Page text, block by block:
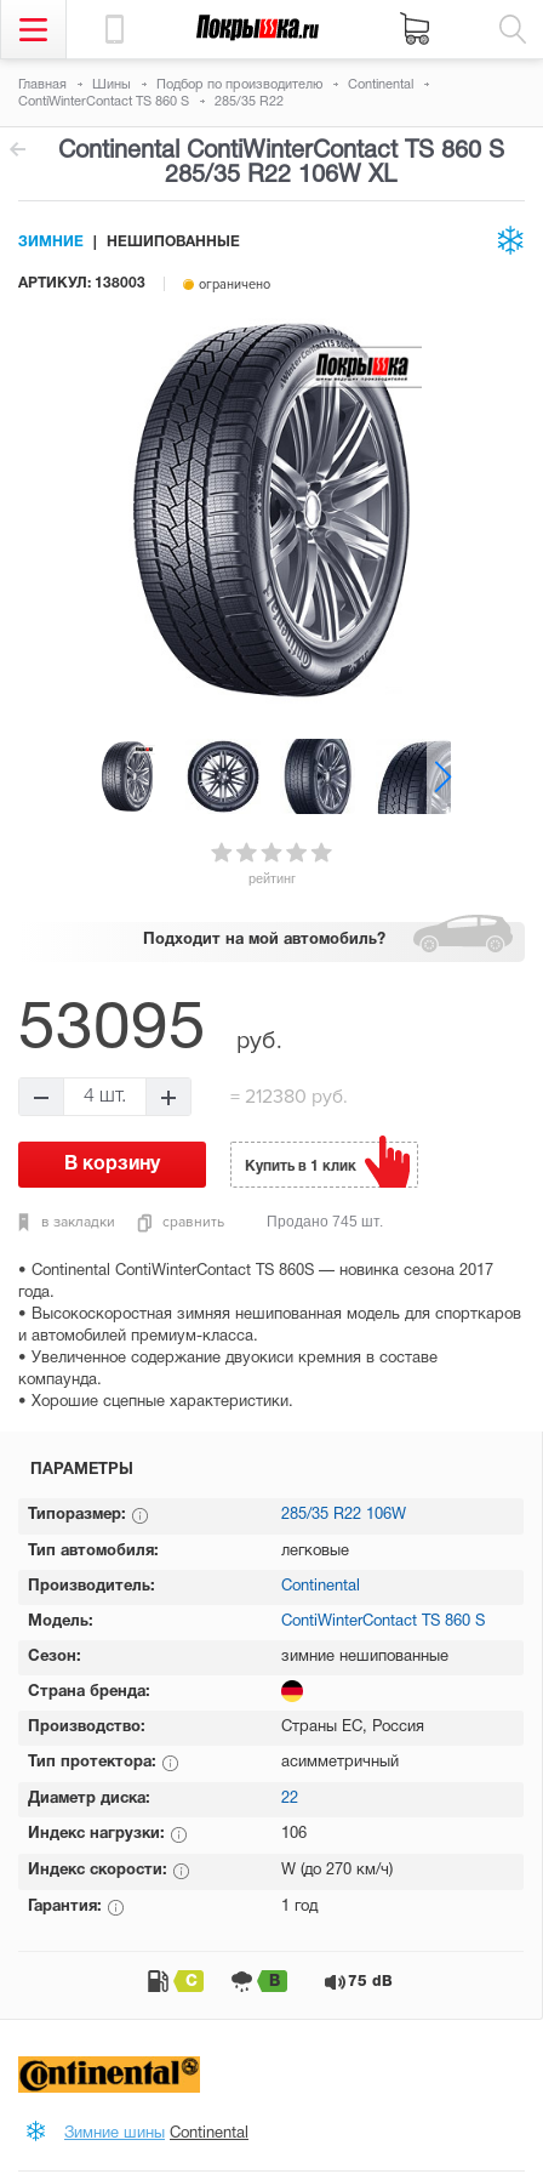
Главная Шины Подбор по производителю
Continental
ContiWinterContact TS 860 S
285/35 R22
Continental ContiWinterContact TS 860 S
285/35 R22 106W XL
рейтинг
АРТИКУЛ: 138003 ограничено
ЗИМНИЕ НЕШИПОВАННЫЕ
Подходит на мой автомобиль?
• Continental ContiWinterContact TS 860S — новинка сезона 2017
года.
• Высокоскоростная зимняя нешипованная модель для спорткаров
и автомобилей премиум-класса.
• Увеличенное содержание двуокиси кремния в составе
компаунда.
• Хорошие сцепные характеристики.
53095 руб.
4 шт. = 212380 руб.
в закладки сравнить
Купить в 1 клик
Продано 745 шт.
ПАРАМЕТРЫ
Типоразмер: 285/35 R22 106W
Тип автомобиля: легковые
Производитель: Continental
Модель: ContiWinterContact TS 860 S
Сезон: зимние нешипованные
Страна бренда:
Производство: Страны ЕС, Россия
Тип протектора: асимметричный
Диаметр диска: 22
Индекс нагрузки: 106
Индекс скорости: W (до 270 км/ч)
Гарантия: 1 год
C B 75 dB
Зимние шины Continental